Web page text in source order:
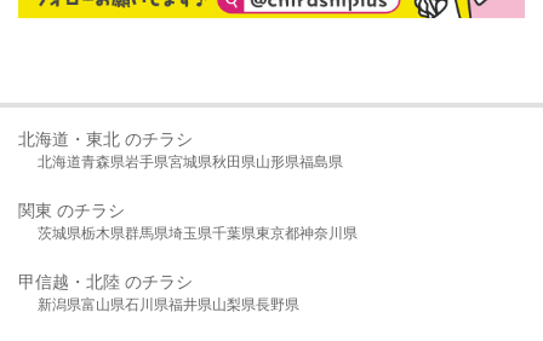
北海道・東北 のチラシ
北海道青森県岩手県宮城県秋田県山形県福島県
関東 のチラシ
茨城県栃木県群馬県埼玉県千葉県東京都神奈川県
甲信越・北陸 のチラシ
新潟県富山県石川県福井県山梨県長野県